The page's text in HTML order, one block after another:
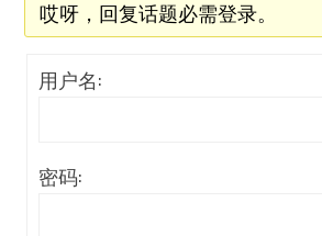
哎呀，回复话题必需登录。
用户名:
密码: